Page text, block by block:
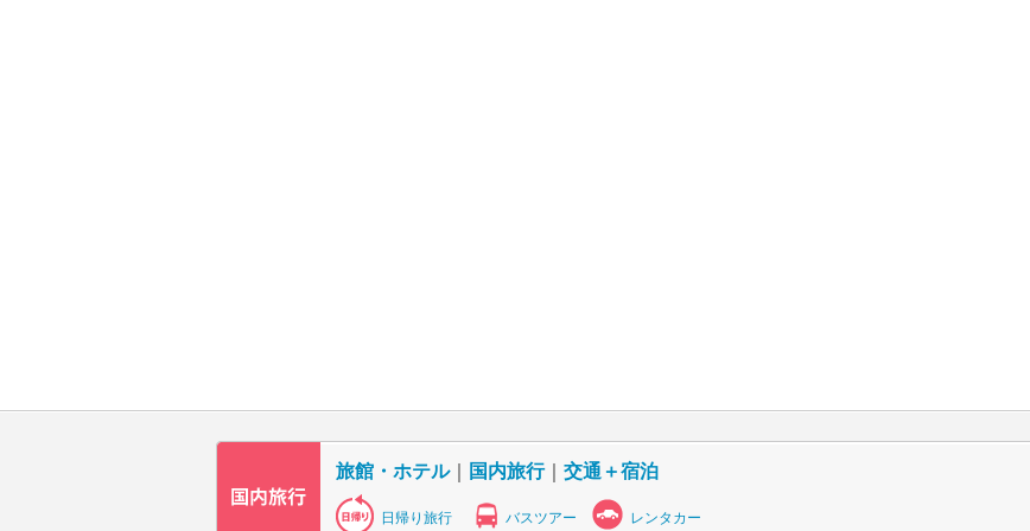
旅館・ホテル｜ 国内旅行｜ 交通＋宿泊
日帰り旅行 バスツアー レンタカー